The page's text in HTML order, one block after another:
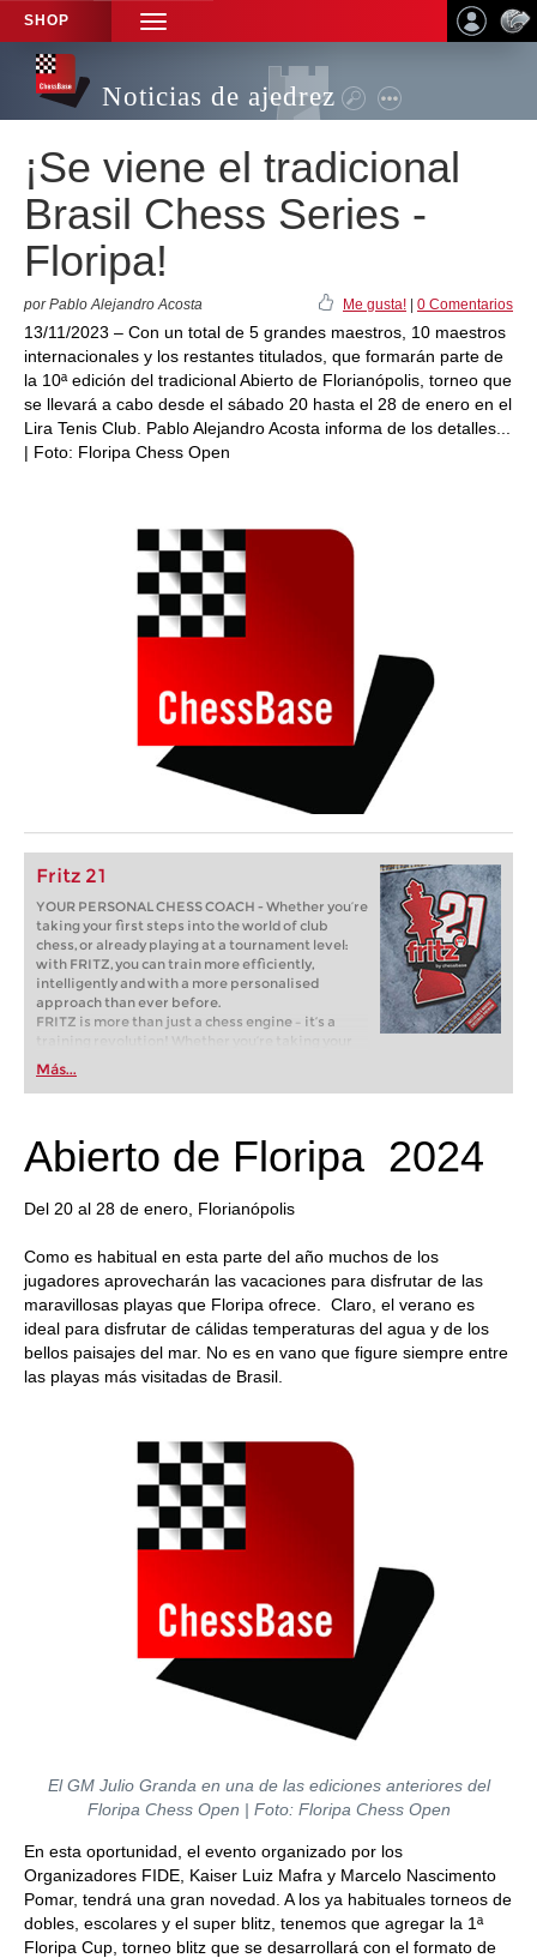
SHOP
TOGGLE
NAVIGATION
Noticias de ajedrez
¡Se viene el tradicional
Brasil Chess Series -
Floripa!
por Pablo Alejandro Acosta Me gusta! 0 Comentarios
13/11/2023 – Con un total de 5 grandes maestros, 10 maestros
internacionales y los restantes titulados, que formarán parte de
la 10ª edición del tradicional Abierto de Florianópolis, torneo que
se llevará a cabo desde el sábado 20 hasta el 28 de enero en el
Lira Tenis Club. Pablo Alejandro Acosta informa de los detalles...
| Foto: Floripa Chess Open
Fritz 21
YOUR PERSONAL CHESS COACH - Whether you’re
taking your first steps into the world of club
chess, or already playing at a tournament level:
with FRITZ, you can train more efficiently,
intelligently and with a more personalised
approach than ever before.
FRITZ is more than just a chess engine – it’s a
training revolution! Whether you’re taking your
first steps into the world of club chess, or already
playing at a tournament level: with FRITZ, you can
train more efficiently, intelligently and with a
Más...
Abierto de Floripa 2024
Del 20 al 28 de enero, Florianópolis
Como es habitual en esta parte del año muchos de los
jugadores aprovecharán las vacaciones para disfrutar de las
maravillosas playas que Floripa ofrece. Claro, el verano es
ideal para disfrutar de cálidas temperaturas del agua y de los
bellos paisajes del mar. No es en vano que figure siempre entre
las playas más visitadas de Brasil.
El GM Julio Granda en una de las ediciones anteriores del
Floripa Chess Open | Foto: Floripa Chess Open
En esta oportunidad, el evento organizado por los
Organizadores FIDE, Kaiser Luiz Mafra y Marcelo Nascimento
Pomar, tendrá una gran novedad. A los ya habituales torneos de
dobles, escolares y el super blitz, tenemos que agregar la 1ª
Floripa Cup, torneo blitz que se desarrollará con el formato de